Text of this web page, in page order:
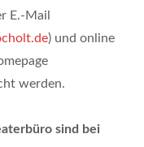
E.-Mail
) und online
werden.
sind bei